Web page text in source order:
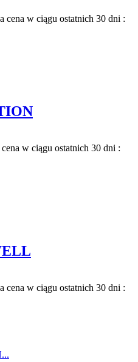
cena w ciągu ostatnich 30 dni :
w ciągu ostatnich 30 dni :
cena w ciągu ostatnich 30 dni :